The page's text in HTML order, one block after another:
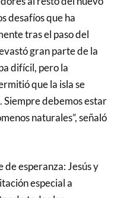
desafíos que ha
tras el paso del
gran parte de la
difícil, pero la
que la isla se
debemos estar
naturales”, señaló
de esperanza: Jesús y
especial a